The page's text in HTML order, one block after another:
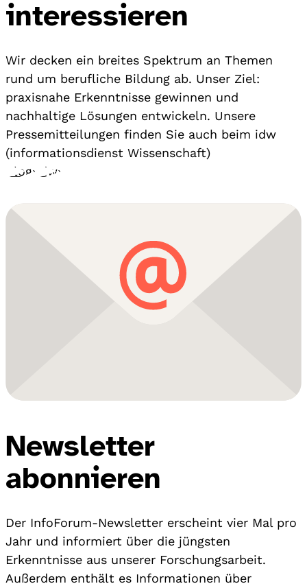
interessieren
Wir decken ein breites Spektrum an Themen
rund um berufliche Bildung ab. Unser Ziel:
praxisnahe Erkenntnisse gewinnen und
nachhaltige Lösungen entwickeln. Unsere
Pressemitteilungen finden Sie auch beim idw
(informationsdienst Wissenschaft)
Blog› idw›
Newsletter
abonnieren
Der InfoForum-Newsletter erscheint vier Mal pro
Jahr und informiert über die jüngsten
Erkenntnisse aus unserer Forschungsarbeit.
Außerdem enthält es Informationen über